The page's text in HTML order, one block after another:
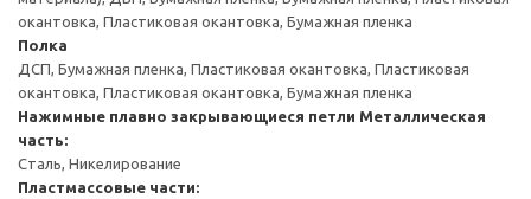
окантовка, Пластиковая окантовка, Бумажная пленка
Полка
ДСП, Бумажная пленка, Пластиковая окантовка, Пластиковая
окантовка, Пластиковая окантовка, Бумажная пленка
Нажимные плавно закрывающиеся петли Металлическая
часть:
Сталь, Никелирование
Пластмассовые части: